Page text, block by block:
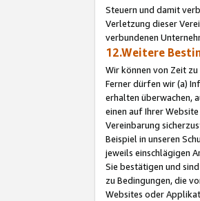
Steuern und damit
Verletzung dieser
verbundenen
12.Weitere
Wir können von Zeit
Ferner dürfen wir (a)
erhalten überwachen,
einen auf Ihrer
Vereinbarung
Beispiel in unseren
jeweils einschlägigen
Sie bestätigen und
zu Bedingungen, die
Websites oder